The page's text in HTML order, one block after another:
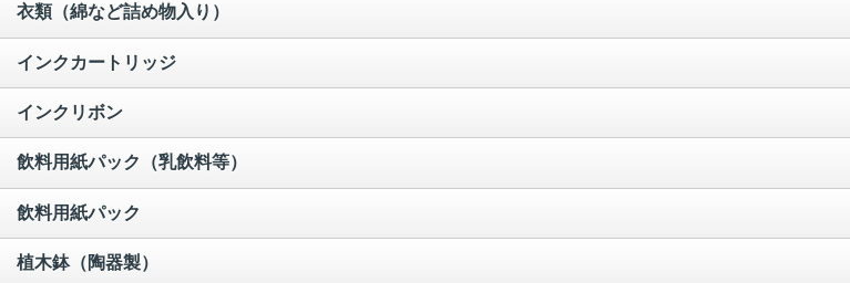
衣類（綿など詰め物入り）
インクカートリッジ
インクリボン
飲料用紙パック（乳飲料等）
飲料用紙パック
植木鉢（陶器製）